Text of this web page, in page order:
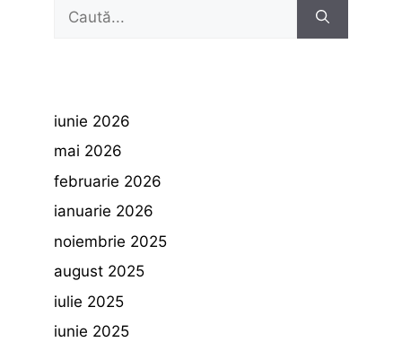
după:
iunie 2026
mai 2026
februarie 2026
ianuarie 2026
noiembrie 2025
august 2025
iulie 2025
iunie 2025